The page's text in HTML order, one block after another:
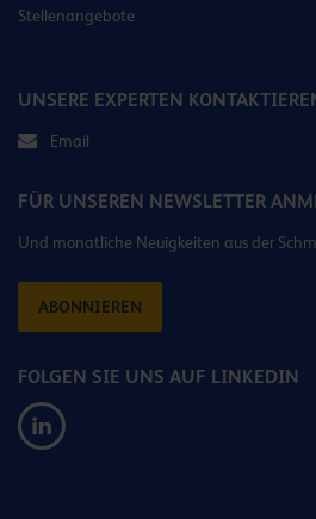
Stellenangebote
UNSERE EXPERTEN
Email
FÜR UNSEREN NEWSLETTER
Und monatliche Neuigkeiten aus der
ABONNIEREN
FOLGEN SIE UNS AUF LINKEDIN